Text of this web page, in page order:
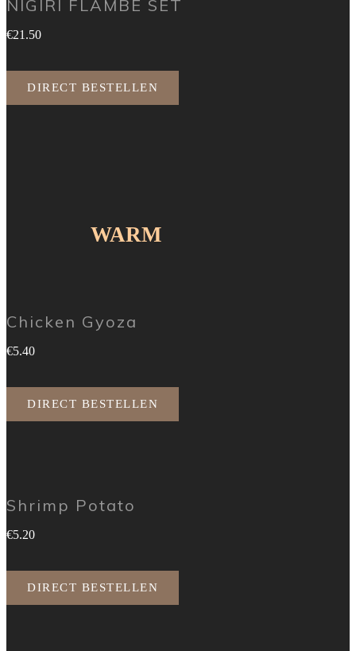
NIGIRI FLAMBE SET
€21.50
DIRECT BESTELLEN
WARM
Chicken Gyoza
€5.40
DIRECT BESTELLEN
Shrimp Potato
€5.20
DIRECT BESTELLEN